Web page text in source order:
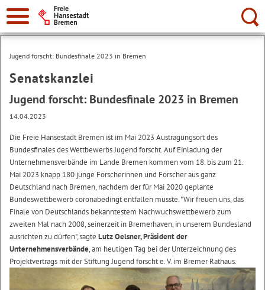
Suche:
Jugend forscht: Bundesfinale 2023 in Bremen
Senatskanzlei
Jugend forscht: Bundesfinale 2023 in Bremen
14.04.2023
Die Freie Hansestadt Bremen ist im Mai 2023 Austragungsort des
Bundesfinales des Wettbewerbs Jugend forscht. Auf Einladung der
Unternehmensverbände im Lande Bremen kommen vom 18. bis zum 21.
Mai 2023 knapp 180 junge Forscherinnen und Forscher aus ganz
Deutschland nach Bremen, nachdem der für Mai 2020 geplante
Bundeswettbewerb coronabedingt entfallen musste. "Wir freuen uns, das
Finale von Deutschlands bekanntestem Nachwuchswettbewerb zum
zweiten Mal nach 2008, seinerzeit in Bremerhaven, in unserem Bundesland
ausrichten zu dürfen", sagte Lutz Oelsner, Präsident der
Unternehmensverbände, am heutigen Tag bei der Unterzeichnung des
Projektvertrags mit der Stiftung Jugend forscht e. V. im Bremer Rathaus.